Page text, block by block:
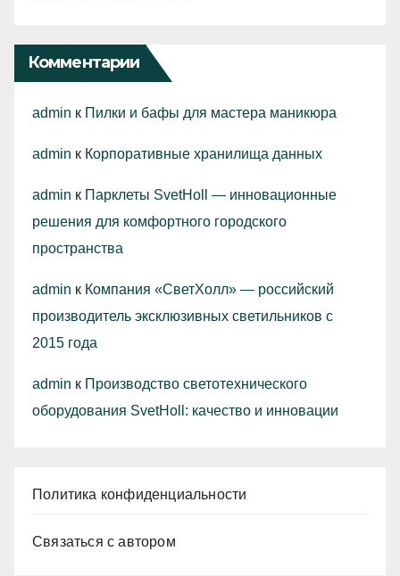
Комментарии
admin к Пилки и бафы для мастера маникюра
admin к Корпоративные хранилища данных
admin к Парклеты SvetHoll — инновационные
решения для комфортного городского
пространства
admin к Компания «СветХолл» — российский
производитель эксклюзивных светильников с
2015 года
admin к Производство светотехнического
оборудования SvetHoll: качество и инновации
Политика конфиденциальности
Связаться с автором